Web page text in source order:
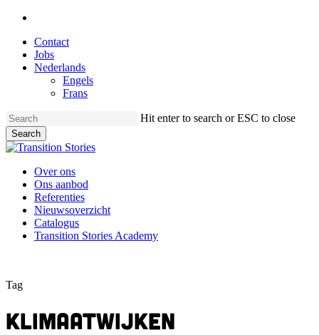
Skip
main
content
Contact
Jobs
Nederlands
Engels
Frans
Hit enter to search or ESC to close
Search
Close
Menu
Over ons
Ons aanbod
Referenties
Nieuwsoverzicht
Catalogus
Transition Stories Academy
Tag
klimaatwijken